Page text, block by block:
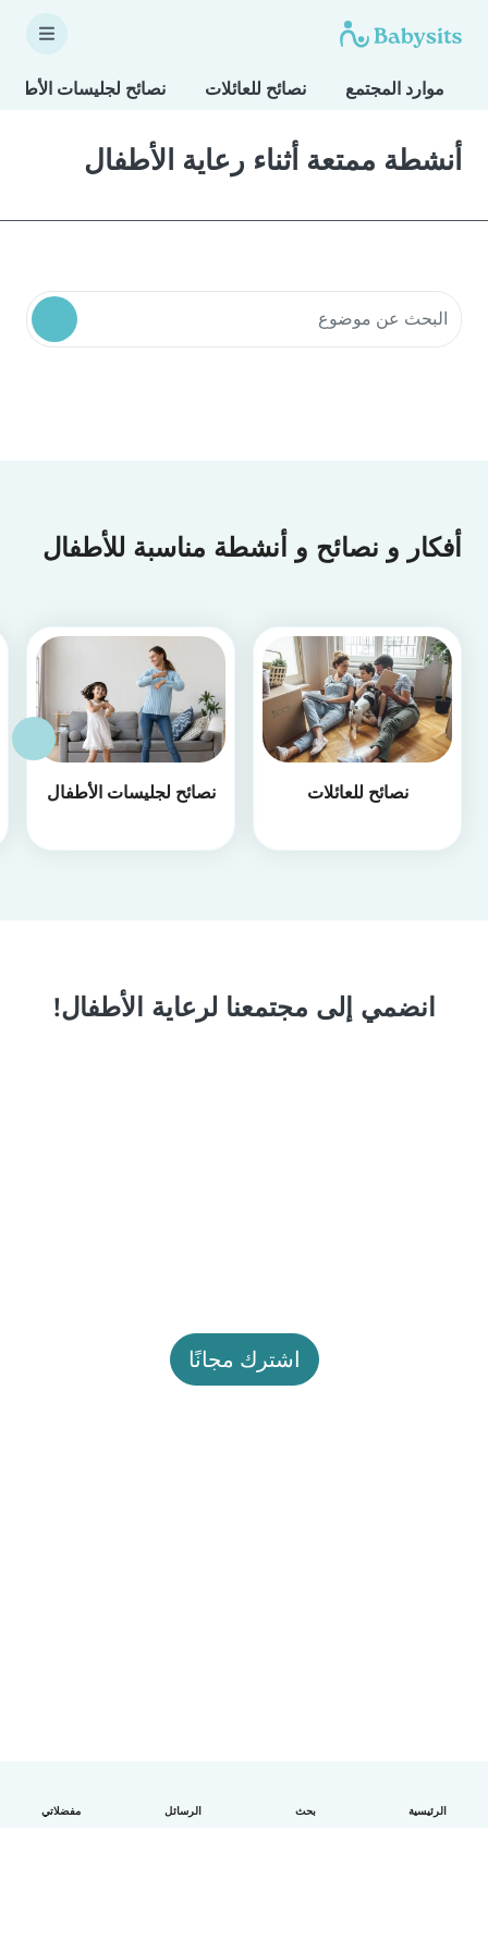
الرئيسية بحث الرسائل مفضلاتي
موارد المجتمع نصائح للعائلات نصائح لجليسات
أنشطة ممتعة أثناء رعاية الأطفال
البحث في موارد المجتمع
أفكار و نصائح و أنشطة مناسبة للأطفال
نصائح للعائلات نصائح لجليسات الأطفال
انضمي إلى مجتمعنا لرعاية الأطفال!
اشترك مجانًا